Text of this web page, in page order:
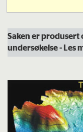
Saken er produsert
undersøkelse- Les